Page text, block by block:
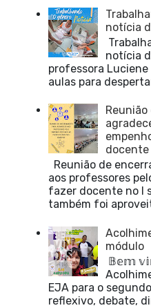
notícia
notícia
professora
aulas para
docente
Reunião de
aos professores
fazer docente no I
também foi
módulo
𝔹𝕖𝕞
EJA para o
reflexivo, debate,